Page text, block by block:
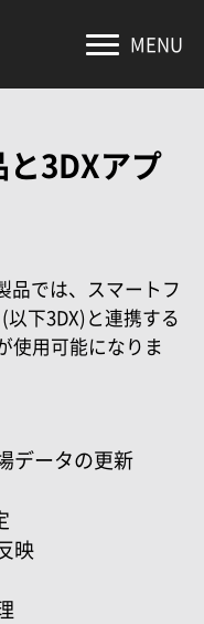
MENU
3DXアプ
品では、スマートフ
下3DX)と連携する
使用可能になりま
データの更新
映